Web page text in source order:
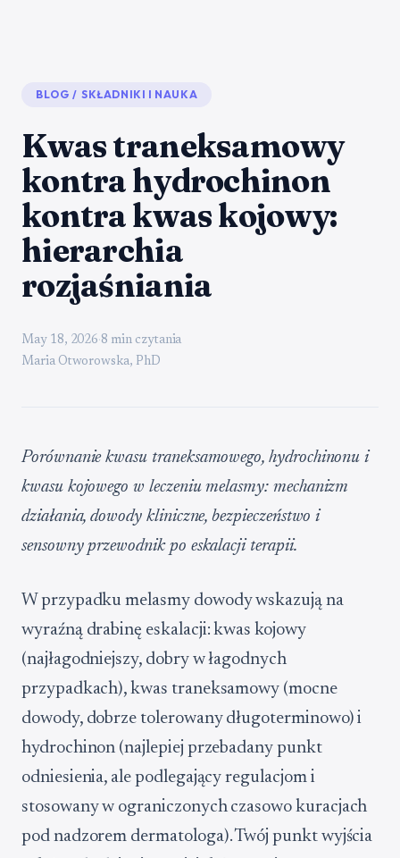
BLOG / SKŁADNIKI I NAUKA
Kwas traneksamowy
kontra hydrochinon
kontra kwas kojowy:
hierarchia
rozjaśniania
May 18, 2026·8 min czytania
Maria Otworowska, PhD
Porównanie kwasu traneksamowego, hydrochinonu i
kwasu kojowego w leczeniu melasmy: mechanizm
działania, dowody kliniczne, bezpieczeństwo i
sensowny przewodnik po eskalacji terapii.
W przypadku melasmy dowody wskazują na
wyraźną drabinę eskalacji: kwas kojowy
(najłagodniejszy, dobry w łagodnych
przypadkach), kwas traneksamowy (mocne
dowody, dobrze tolerowany długoterminowo) i
hydrochinon (najlepiej przebadany punkt
odniesienia, ale podlegający regulacjom i
stosowany w ograniczonych czasowo kuracjach
pod nadzorem dermatologa). Twój punkt wyjścia